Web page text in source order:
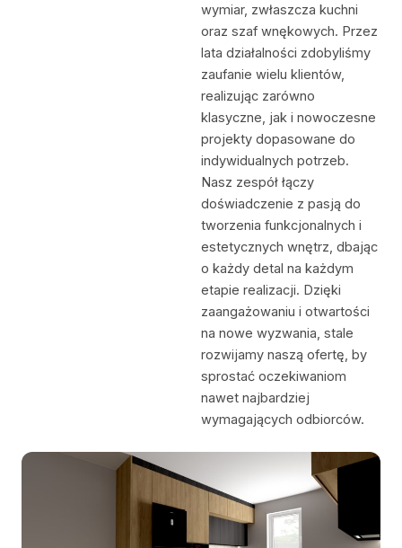
wymiar, zwłaszcza kuchni
oraz szaf wnękowych. Przez
lata działalności zdobyliśmy
zaufanie wielu klientów,
realizując zarówno
klasyczne, jak i nowoczesne
projekty dopasowane do
indywidualnych potrzeb.
Nasz zespół łączy
doświadczenie z pasją do
tworzenia funkcjonalnych i
estetycznych wnętrz, dbając
o każdy detal na każdym
etapie realizacji. Dzięki
zaangażowaniu i otwartości
na nowe wyzwania, stale
rozwijamy naszą ofertę, by
sprostać oczekiwaniom
nawet najbardziej
wymagających odbiorców.